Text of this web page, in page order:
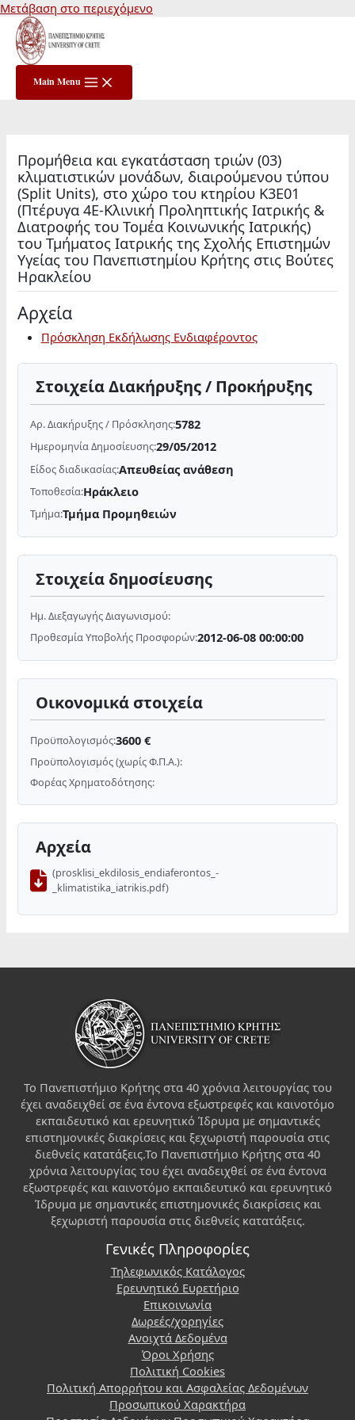
Μετάβαση στο περιεχόμενο
Main Menu
Προμήθεια και εγκατάσταση τριών (03)
κλιματιστικών μονάδων, διαιρούμενου τύπου
(Split Units), στο χώρο του κτηρίου K3E01
(Πτέρυγα 4Ε-Κλινική Προληπτικής Ιατρικής &
Διατροφής του Τομέα Κοινωνικής Ιατρικής)
του Τμήματος Ιατρικής της Σχολής Επιστημών
Υγείας του Πανεπιστημίου Κρήτης στις Βούτες
Ηρακλείου
Αρχεία
Πρόσκληση Εκδήλωσης Ενδιαφέροντος
Στοιχεία Διακήρυξης / Προκήρυξης
Αρ. Διακήρυξης / Πρόσκλησης:5782
Ημερομηνία Δημοσίευσης:29/05/2012
Είδος διαδικασίας:Απευθείας ανάθεση
Τοποθεσία:Ηράκλειο
Τμήμα:Τμήμα Προμηθειών
Στοιχεία δημοσίευσης
Ημ. Διεξαγωγής Διαγωνισμού:
Προθεσμία Υποβολής Προσφορών:2012-06-08 00:00:00
Οικονομικά στοιχεία
Προϋπολογισμός:3600 €
Προϋπολογισμός (χωρίς Φ.Π.Α.):
Φορέας Χρηματοδότησης:
Αρχεία
(prosklisi_ekdilosis_endiaferontos_-
_klimatistika_iatrikis.pdf)
Το Πανεπιστήμιο Κρήτης στα 40 χρόνια λειτουργίας του
έχει αναδειχθεί σε ένα έντονα εξωστρεφές και καινοτόμο
εκπαιδευτικό και ερευνητικό Ίδρυμα με σημαντικές
επιστημονικές διακρίσεις και ξεχωριστή παρουσία στις
διεθνείς κατατάξεις.Το Πανεπιστήμιο Κρήτης στα 40
χρόνια λειτουργίας του έχει αναδειχθεί σε ένα έντονα
εξωστρεφές και καινοτόμο εκπαιδευτικό και ερευνητικό
Ίδρυμα με σημαντικές επιστημονικές διακρίσεις και
ξεχωριστή παρουσία στις διεθνείς κατατάξεις.
Γενικές Πληροφορίες
Τηλεφωνικός Κατάλογος
Ερευνητικό Ευρετήριο
Επικοινωνία
Δωρεές/χορηγίες
Ανοιχτά Δεδομένα
Όροι Χρήσης
Πολιτική Cookies
Πολιτική Απορρήτου και Ασφαλείας Δεδομένων
Προσωπικού Χαρακτήρα